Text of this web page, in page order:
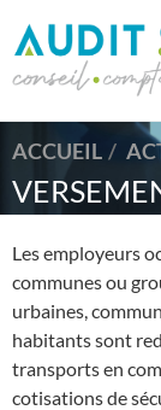
ACCUEIL
Les employeurs
communes ou
urbaines,
habitants sont
transports en
cotisations de